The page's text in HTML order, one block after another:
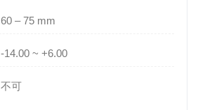
60 – 75 mm
-14.00 ~ +6.00
不可